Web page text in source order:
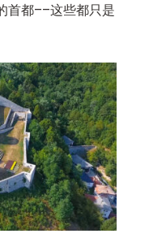
首都––这些都只是